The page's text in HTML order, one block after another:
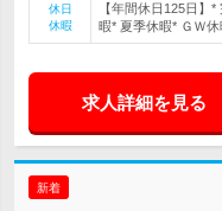
休日
休暇
【年間休日125日】
暇* 夏季休暇* ＧＷ休
求人詳細を見る
新着